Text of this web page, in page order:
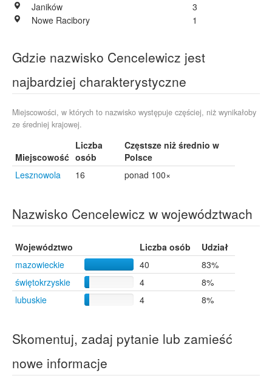
Janików
3
Nowe Racibory
1
Gdzie nazwisko Cencelewicz jest
najbardziej charakterystyczne
Miejscowości, w których to nazwisko występuje częściej, niż wynikałoby
ze średniej krajowej.
Miejscowość
Liczba
osób
Częstsze niż średnio w
Polsce
Lesznowola
16 ponad 100×
Nazwisko Cencelewicz w województwach
Województwo Liczba osób
Udział
mazowieckie
40
83%
świętokrzyskie
4
8%
lubuskie
4 8%
Skomentuj, zadaj pytanie lub zamieść
nowe informacje